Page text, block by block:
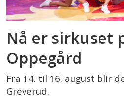
Nå er sirkuset
Oppegård
Fra 14. til 16. august blir
Greverud.